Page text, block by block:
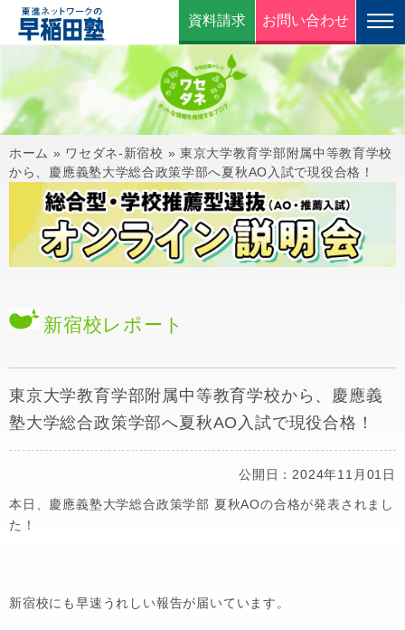
資料請求 お問い合わせ
ホーム » ワセダネ-新宿校 » 東京大学教育学部附属中等教育学校
から、慶應義塾大学総合政策学部へ夏秋AO入試で現役合格！
新宿校レポート
東京大学教育学部附属中等教育学校から、慶應義
塾大学総合政策学部へ夏秋AO入試で現役合格！
公開日：2024年11月01日
本日、慶應義塾大学総合政策学部 夏秋AOの合格が発表されまし
た！
新宿校にも早速うれしい報告が届いています。